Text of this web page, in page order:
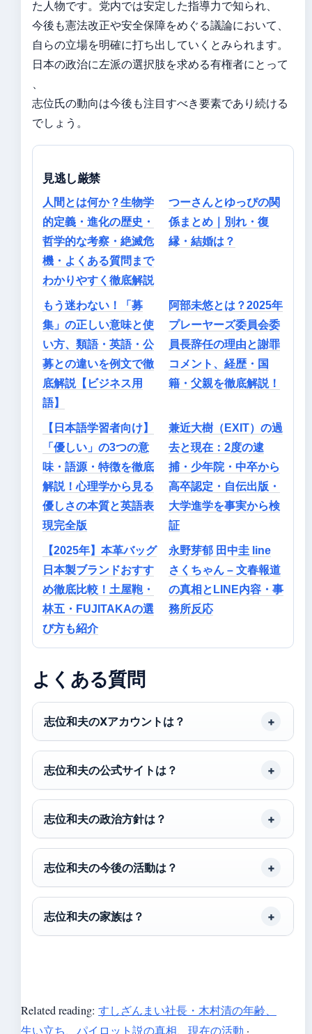
た人物です。党内では安定した指導力で知られ、
今後も憲法改正や安全保障をめぐる議論において、
自らの立場を明確に打ち出していくとみられます。
日本の政治に左派の選択肢を求める有権者にとって
、
志位氏の動向は今後も注目すべき要素であり続ける
でしょう。
見逃し厳禁
人間とは何か？生物学
的定義・進化の歴史・
哲学的な考察・絶滅危
機・よくある質問まで
わかりやすく徹底解説
つーさんとゆっぴの関
係まとめ｜別れ・復
縁・結婚は？
もう迷わない！「募
集」の正しい意味と使
い方、類語・英語・公
募との違いを例文で徹
底解説【ビジネス用
語】
阿部未悠とは？2025年
プレーヤーズ委員会委
員長辞任の理由と謝罪
コメント、経歴・国
籍・父親を徹底解説！
【日本語学習者向け】
「優しい」の3つの意
味・語源・特徴を徹底
解説！心理学から見る
優しさの本質と英語表
現完全版
兼近大樹（EXIT）の過
去と現在：2度の逮
捕・少年院・中卒から
高卒認定・自伝出版・
大学進学を事実から検
証
【2025年】本革バッグ
日本製ブランドおすす
め徹底比較！土屋鞄・
林五・FUJITAKAの選
び方も紹介
永野芽郁 田中圭 line
さくちゃん – 文春報道
の真相とLINE内容・事
務所反応
よくある質問
志位和夫のXアカウントは？
志位和夫の公式サイトは？
志位和夫の政治方針は？
志位和夫の今後の活動は？
志位和夫の家族は？
Related reading: すしざんまい社長・木村清の年齢、
生い立ち、パイロット説の真相、現在の活動 ·